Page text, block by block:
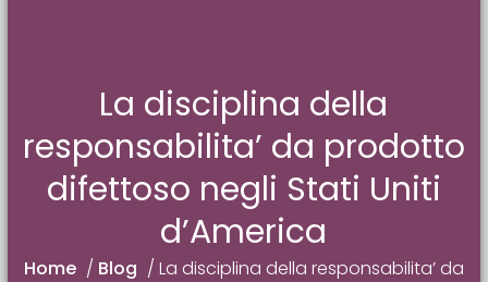
La disciplina della
responsabilita’ da prodotto
difettoso negli Stati Uniti
d’America
Home / Blog / La disciplina della responsabilita’ da